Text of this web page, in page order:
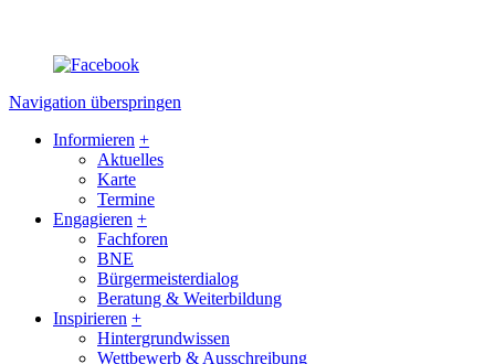
Navigation überspringen
Informieren +
Aktuelles
Karte
Termine
Engagieren +
Fachforen
BNE
Bürgermeisterdialog
Beratung & Weiterbildung
Inspirieren +
Hintergrundwissen
Wettbewerb & Ausschreibung